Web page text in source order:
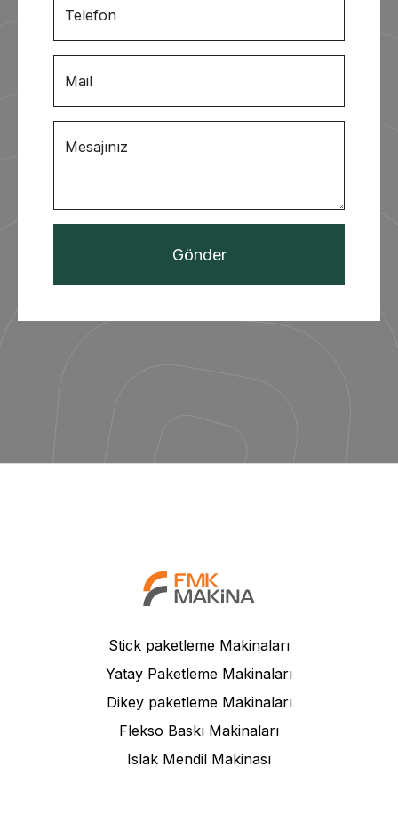
Telefon
Mail
Mesajınız
Gönder
Stick paketleme Makinaları
Yatay Paketleme Makinaları
Dikey paketleme Makinaları
Flekso Baskı Makinaları
Islak Mendil Makinası